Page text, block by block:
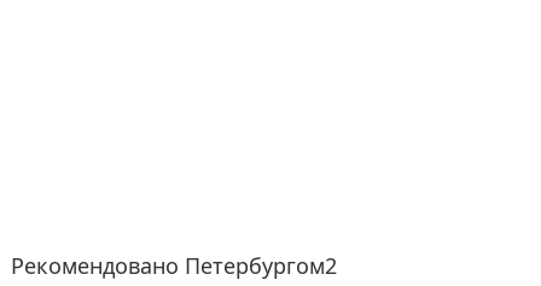
Рекомендовано Петербургом2